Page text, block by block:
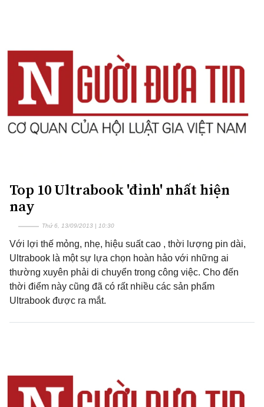
Top 10 Ultrabook 'đỉnh' nhất hiện
nay
Thứ 6, 13/09/2013 | 10:30
Với lợi thế mỏng, nhẹ, hiệu suất cao , thời lượng pin dài,
Ultrabook là một sự lựa chọn hoàn hảo với những ai
thường xuyên phải di chuyển trong công việc. Cho đến
thời điểm này cũng đã có rất nhiều các sản phẩm
Ultrabook được ra mắt.